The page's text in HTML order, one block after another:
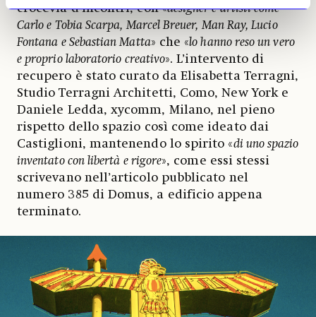
crocevia d’incontri, con «designer e artisti come
Carlo e Tobia Scarpa, Marcel Breuer, Man Ray, Lucio
Fontana e Sebastian Matta» che «lo hanno reso un vero
e proprio laboratorio creativo». L’intervento di
recupero è stato curato da Elisabetta Terragni,
Studio Terragni Architetti, Como, New York e
Daniele Ledda, xycomm, Milano, nel pieno
rispetto dello spazio così come ideato dai
Castiglioni, mantenendo lo spirito «di uno spazio
inventato con libertà e rigore», come essi stessi
scrivevano nell’articolo pubblicato nel
numero 385 di Domus, a edificio appena
terminato.